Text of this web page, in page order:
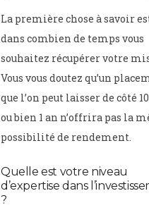
La première chose à savoir
dans combien de temps vous
souhaitez récupérer votre
Vous vous doutez qu’un
que l’on peut laisser de côté
ou bien 1 an n’offrira pas la
possibilité de rendement.
Quelle est votre niveau
d’expertise dans
?